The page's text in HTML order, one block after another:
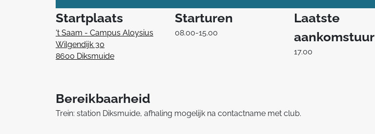
Startplaats
't Saam - Campus Aloysius
Wilgendijk 30
8600 Diksmuide
Starturen
08.00-15.00
Laatste
aankomstuur
17.00
Bereikbaarheid
Trein: station Diksmuide, afhaling mogelijk na contactname met club.